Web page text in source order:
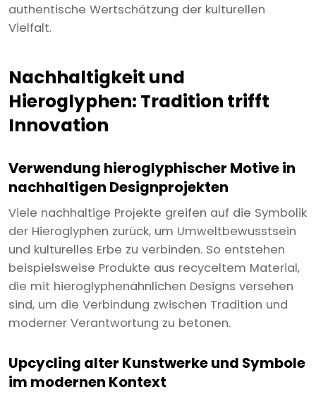
authentische Wertschätzung der kulturellen
Vielfalt.
Nachhaltigkeit und
Hieroglyphen: Tradition trifft
Innovation
Verwendung hieroglyphischer Motive in
nachhaltigen Designprojekten
Viele nachhaltige Projekte greifen auf die Symbolik
der Hieroglyphen zurück, um Umweltbewusstsein
und kulturelles Erbe zu verbinden. So entstehen
beispielsweise Produkte aus recyceltem Material,
die mit hieroglyphenähnlichen Designs versehen
sind, um die Verbindung zwischen Tradition und
moderner Verantwortung zu betonen.
Upcycling alter Kunstwerke und Symbole
im modernen Kontext